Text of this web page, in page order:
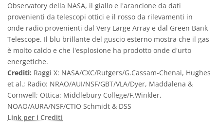
Observatory della NASA, il giallo e l'arancione da dati
provenienti da telescopi ottici e il rosso da rilevamenti in
onde radio provenienti dal Very Large Array e dal Green Bank
Telescope. Il blu brillante del guscio esterno mostra che il gas
è molto caldo e che l'esplosione ha prodotto onde d'urto
energetiche.
Crediti: Raggi X: NASA/CXC/Rutgers/G.Cassam-Chenai, Hughes
et al.; Radio: NRAO/AUI/NSF/GBT/VLA/Dyer, Maddalena &
Cornwell; Ottica: Middlebury College/F.Winkler,
NOAO/AURA/NSF/CTIO Schmidt & DSS
Link per i Crediti